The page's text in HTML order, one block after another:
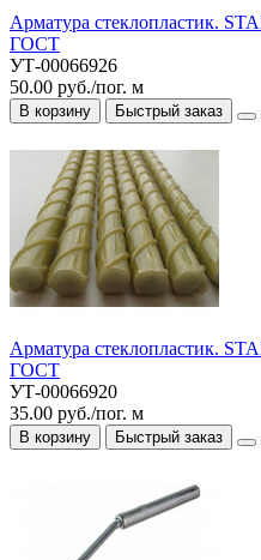
Арматура стеклопластик.
ГОСТ
УТ-00066926
50.00 руб./пог. м
В корзину Быстрый заказ
Арматура стеклопластик.
ГОСТ
УТ-00066920
35.00 руб./пог. м
В корзину Быстрый заказ